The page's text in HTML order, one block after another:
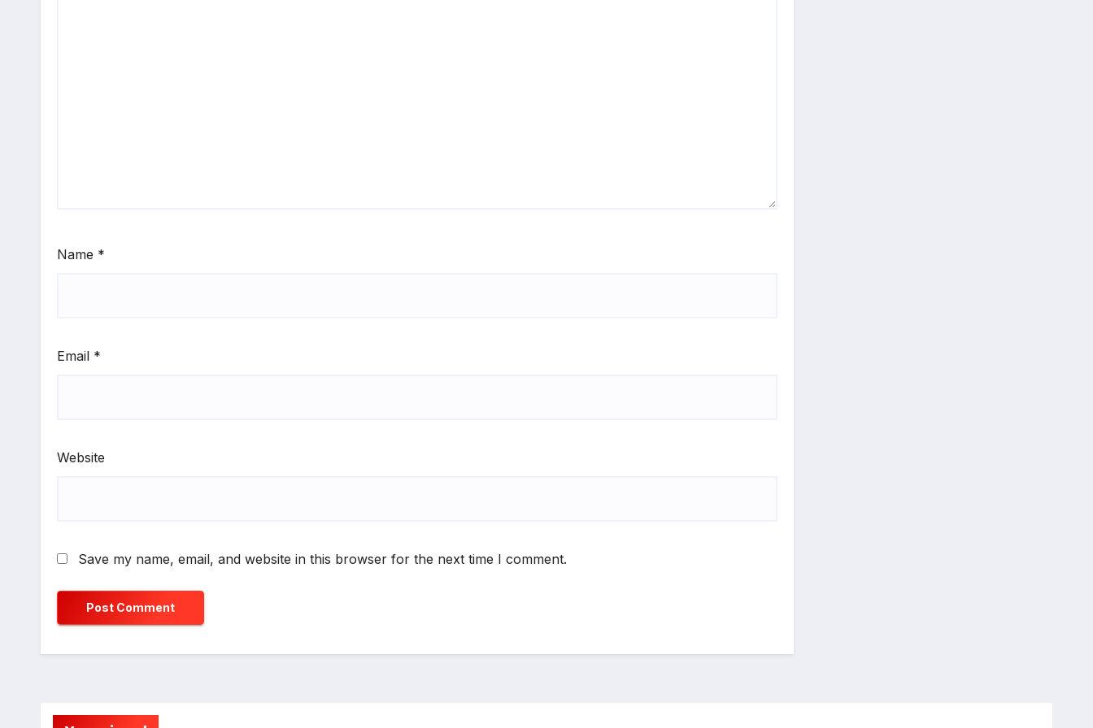
Name *
Email *
Website
Save my name, email, and website in this browser for the next time I comment.